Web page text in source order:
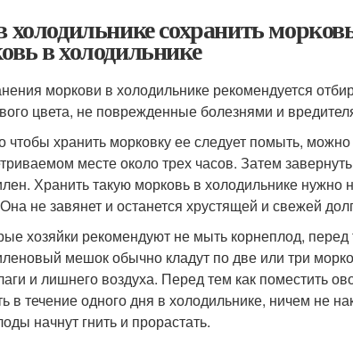
холодильнике сохранить
в холодильнике
моркови в холодильнике рекомендуется
цвета, не поврежденные болезнями и
чтобы хранить морковку ее следует помыть,
месте около трех часов. Затем
Хранить такую морковь в холодильнике
не завянет и останется хрустящей и свежей
хозяйки рекомендуют не мыть корнеплод,
мешок обычно кладут по две или три
и лишнего воздуха. Перед тем как поместить
в течение одного дня в холодильнике, ничем не
начнут гнить и прорастать.